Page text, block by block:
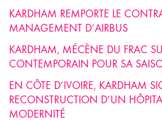
KARDHAM REMPORTE LE
MANAGEMENT D’AIRBUS
KARDHAM, MÉCÈNE DU FRAC
CONTEMPORAIN POUR SA
EN CÔTE D’IVOIRE, KARDHAM
RECONSTRUCTION D’UN
MODERNITÉ